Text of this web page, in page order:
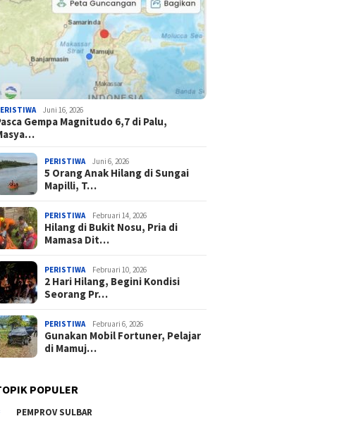
Juni 16, 2026
Gempa Magnitudo 6,7 di Palu,
PERISTIWA Juni 6, 2026
5 Orang Anak Hilang di Sungai
Mapilli, T…
PERISTIWA Februari 14, 2026
Hilang di Bukit Nosu, Pria di
Mamasa Dit…
PERISTIWA Februari 10, 2026
2 Hari Hilang, Begini Kondisi
Seorang Pr…
PERISTIWA Februari 6, 2026
Gunakan Mobil Fortuner, Pelajar
di Mamuj…
POPULER
PEMPROV SULBAR